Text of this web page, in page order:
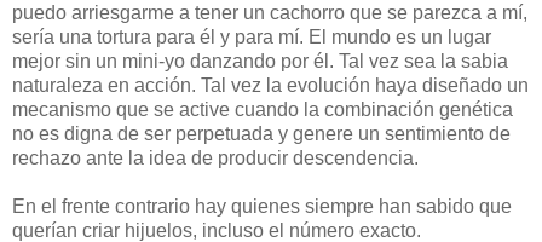
puedo arriesgarme a tener un cachorro que se parezca a mí,
sería una tortura para él y para mí. El mundo es un lugar
mejor sin un mini-yo danzando por él. Tal vez sea la sabia
naturaleza en acción. Tal vez la evolución haya diseñado un
mecanismo que se active cuando la combinación genética
no es digna de ser perpetuada y genere un sentimiento de
rechazo ante la idea de producir descendencia.
En el frente contrario hay quienes siempre han sabido que
querían criar hijuelos, incluso el número exacto.